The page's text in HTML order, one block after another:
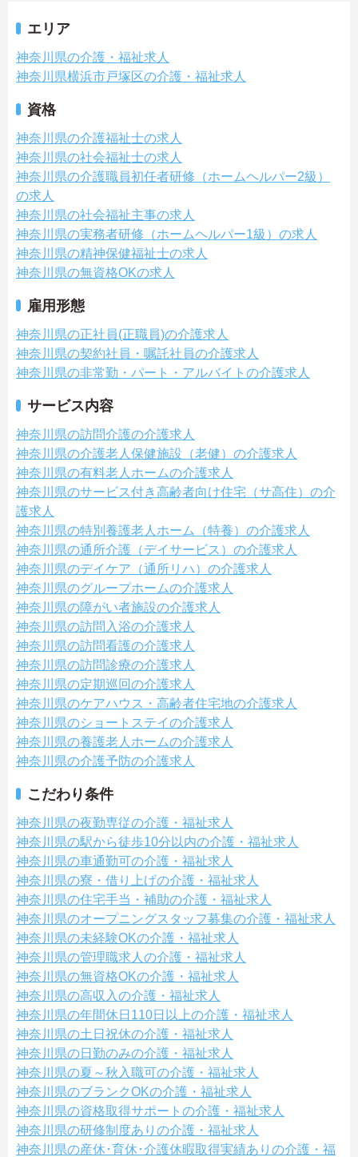
エリア
神奈川県の介護・福祉求人
神奈川県横浜市戸塚区の介護・福祉求人
資格
神奈川県の介護福祉士の求人
神奈川県の社会福祉士の求人
神奈川県の介護職員初任者研修（ホームヘルパー2級）
の求人
神奈川県の社会福祉主事の求人
神奈川県の実務者研修（ホームヘルパー1級）の求人
神奈川県の精神保健福祉士の求人
神奈川県の無資格OKの求人
雇用形態
神奈川県の正社員(正職員)の介護求人
神奈川県の契約社員・嘱託社員の介護求人
神奈川県の非常勤・パート・アルバイトの介護求人
サービス内容
神奈川県の訪問介護の介護求人
神奈川県の介護老人保健施設（老健）の介護求人
神奈川県の有料老人ホームの介護求人
神奈川県のサービス付き高齢者向け住宅（サ高住）の介
護求人
神奈川県の特別養護老人ホーム（特養）の介護求人
神奈川県の通所介護（デイサービス）の介護求人
神奈川県のデイケア（通所リハ）の介護求人
神奈川県のグループホームの介護求人
神奈川県の障がい者施設の介護求人
神奈川県の訪問入浴の介護求人
神奈川県の訪問看護の介護求人
神奈川県の訪問診療の介護求人
神奈川県の定期巡回の介護求人
神奈川県のケアハウス・高齢者住宅地の介護求人
神奈川県のショートステイの介護求人
神奈川県の養護老人ホームの介護求人
神奈川県の介護予防の介護求人
こだわり条件
神奈川県の夜勤専従の介護・福祉求人
神奈川県の駅から徒歩10分以内の介護・福祉求人
神奈川県の車通勤可の介護・福祉求人
神奈川県の寮・借り上げの介護・福祉求人
神奈川県の住宅手当・補助の介護・福祉求人
神奈川県のオープニングスタッフ募集の介護・福祉求人
神奈川県の未経験OKの介護・福祉求人
神奈川県の管理職求人の介護・福祉求人
神奈川県の無資格OKの介護・福祉求人
神奈川県の高収入の介護・福祉求人
神奈川県の年間休日110日以上の介護・福祉求人
神奈川県の土日祝休の介護・福祉求人
神奈川県の日勤のみの介護・福祉求人
神奈川県の夏～秋入職可の介護・福祉求人
神奈川県のブランクOKの介護・福祉求人
神奈川県の資格取得サポートの介護・福祉求人
神奈川県の研修制度ありの介護・福祉求人
神奈川県の産休･育休･介護休暇取得実績ありの介護・福